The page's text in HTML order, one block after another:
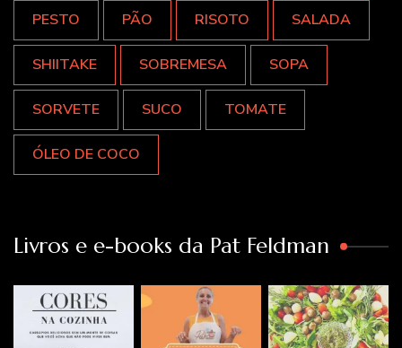
PESTO PÃO RISOTO SALADA
SHIITAKE SOBREMESA SOPA
SORVETE SUCO TOMATE
ÓLEO DE COCO
Livros e e-books da Pat Feldman